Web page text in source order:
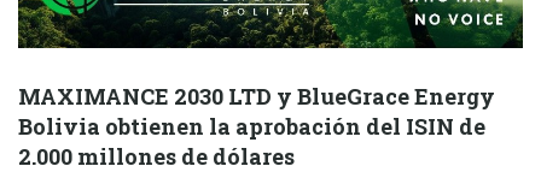
MAXIMANCE 2030 LTD y BlueGrace Energy
Bolivia obtienen la aprobación del ISIN de
2.000 millones de dólares